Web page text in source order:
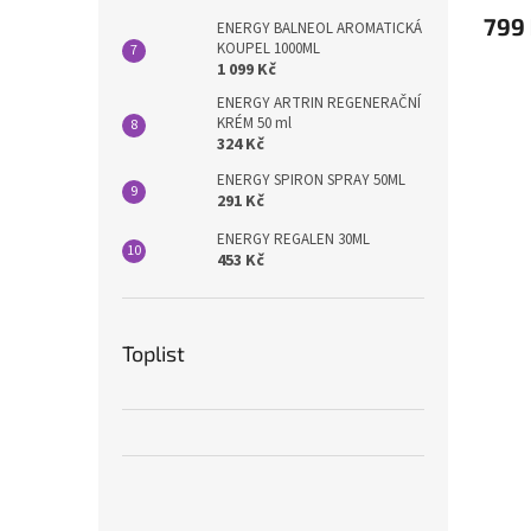
ENERGY BALNEOL AROMATICKÁ
KOUPEL 1000ML
1 099 Kč
ENERGY ARTRIN REGENERAČNÍ
KRÉM 50 ml
324 Kč
ENERGY SPIRON SPRAY 50ML
291 Kč
ENERGY REGALEN 30ML
453 Kč
Toplist
799